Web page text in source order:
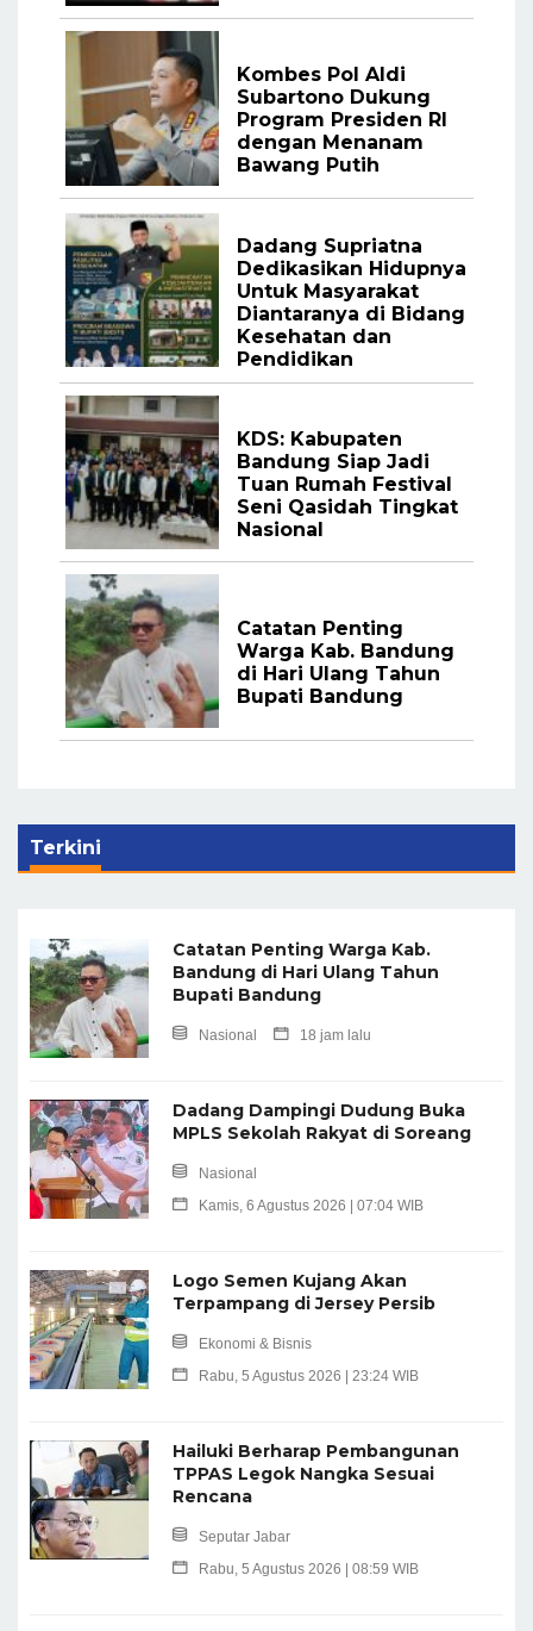
Kombes Pol Aldi
Subartono Dukung
Program Presiden RI
dengan Menanam
Bawang Putih
Dadang Supriatna
Dedikasikan Hidupnya
Untuk Masyarakat
Diantaranya di Bidang
Kesehatan dan
Pendidikan
KDS: Kabupaten
Bandung Siap Jadi
Tuan Rumah Festival
Seni Qasidah Tingkat
Nasional
Catatan Penting
Warga Kab. Bandung
di Hari Ulang Tahun
Bupati Bandung
Terkini
Catatan Penting Warga Kab.
Bandung di Hari Ulang Tahun
Bupati Bandung
Nasional 18 jam lalu
Dadang Dampingi Dudung Buka
MPLS Sekolah Rakyat di Soreang
Nasional
Kamis, 6 Agustus 2026 | 07:04 WIB
Logo Semen Kujang Akan
Terpampang di Jersey Persib
Ekonomi & Bisnis
Rabu, 5 Agustus 2026 | 23:24 WIB
Hailuki Berharap Pembangunan
TPPAS Legok Nangka Sesuai
Rencana
Seputar Jabar
Rabu, 5 Agustus 2026 | 08:59 WIB